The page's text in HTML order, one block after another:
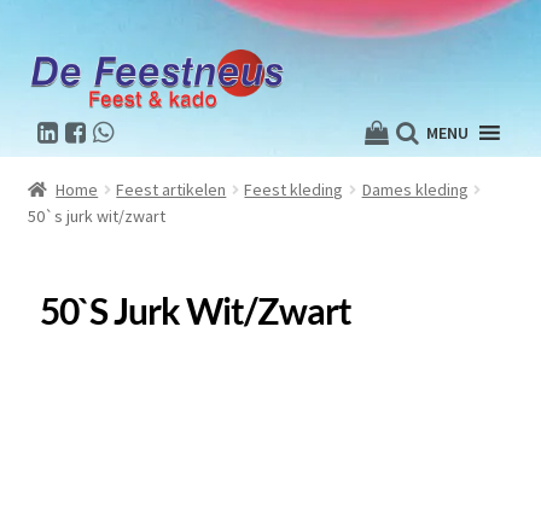
MENU
Home Feest artikelen Feest kleding
Dames kleding
50`s jurk wit/zwart
50`s Jurk Wit/zwart